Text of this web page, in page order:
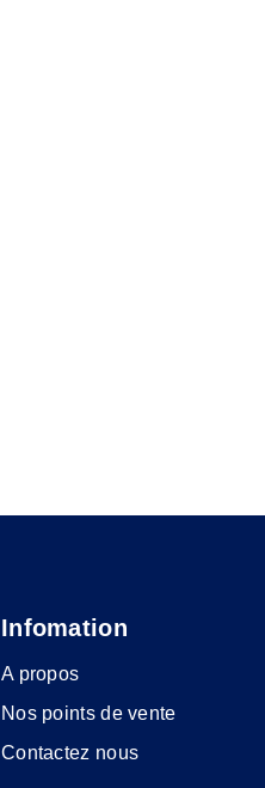
Infomation
A propos
Nos points de vente
Contactez nous